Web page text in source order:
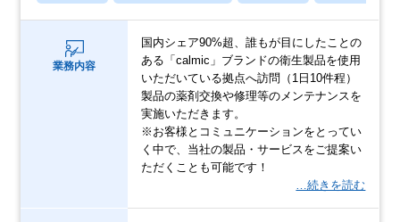
業務内容
国内シェア90%超、誰もが目にしたことの
ある「calmic」ブランドの衛生製品を使用
いただいている拠点へ訪問（1日10件程）
製品の薬剤交換や修理等のメンテナンスを
実施いただきます。
※お客様とコミュニケーションをとってい
く中で、当社の製品・サービスをご提案い
ただくことも可能です！
…続きを読む